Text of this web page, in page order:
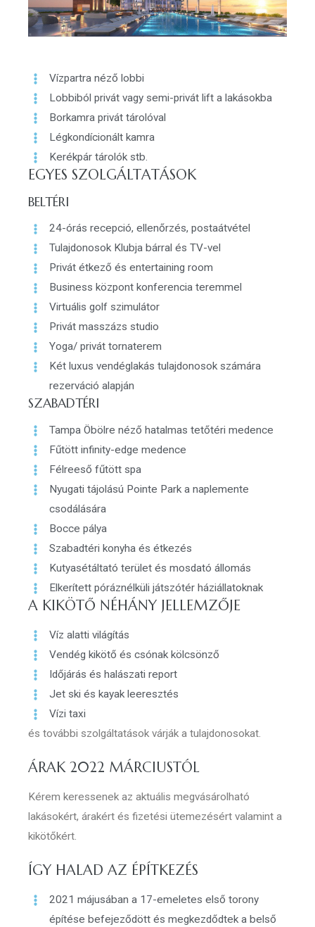
Vízpartra néző lobbi
Lobbiból privát vagy semi-privát lift a lakásokba
Borkamra privát tárolóval
Légkondícionált kamra
Kerékpár tárolók stb.
EGYES SZOLGÁLTATÁSOK
BELTÉRI
24-órás recepció, ellenőrzés, postaátvétel
Tulajdonosok Klubja bárral és TV-vel
Privát étkező és entertaining room
Business központ konferencia teremmel
Virtuális golf szimulátor
Privát masszázs studio
Yoga/ privát tornaterem
Két luxus vendéglakás tulajdonosok számára
rezerváció alapján
SZABADTÉRI
Tampa Öbölre néző hatalmas tetőtéri medence
Fűtött infinity-edge medence
Félreeső fűtött spa
Nyugati tájolású Pointe Park a naplemente
csodálására
Bocce pálya
Szabadtéri konyha és étkezés
Kutyasétáltató terület és mosdató állomás
Elkerített póráznélküli játszótér háziállatoknak
A KIKÖTŐ NÉHÁNY JELLEMZŐJE
Víz alatti világítás
Vendég kikötő és csónak kölcsönző
Időjárás és halászati report
Jet ski és kayak leeresztés
Vízi taxi
és további szolgáltatások várják a tulajdonosokat.
ÁRAK 2022 MÁRCIUSTÓL
Kérem keressenek az aktuális megvásárolható
lakásokért, árakért és fizetési ütemezésért valamint a
kikötőkért.
ÍGY HALAD AZ ÉPÍTKEZÉS
2021 májusában a 17-emeletes első torony
építése befejeződött és megkezdődtek a belső